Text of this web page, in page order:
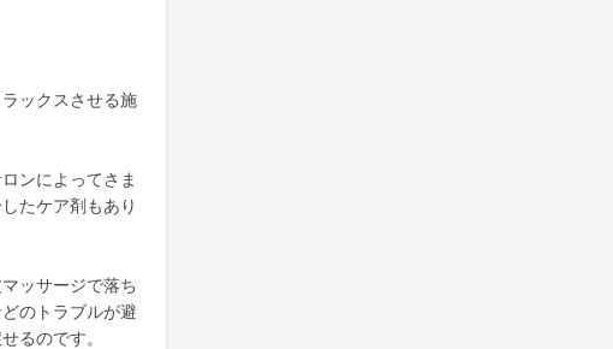
ックスさせる施
ンによってさま
たケア剤もあり
ッサージで落ち
のトラブルが避
るのです。